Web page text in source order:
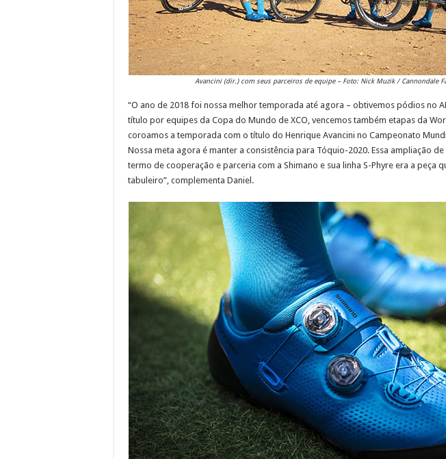
Avancini (dir.) com seus parceiros de equipe – Foto: Nick Muzik / Cannondale
“O ano de 2018 foi nossa melhor temporada até agora – obtivemos pódios no
título por equipes da Copa do Mundo de XCO, vencemos também etapas da
coroamos a temporada com o título do Henrique Avancini no Campeonato
Nossa meta agora é manter a consistência para Tóquio-2020. Essa ampliação
termo de cooperação e parceria com a Shimano e sua linha S-Phyre era a peça
tabuleiro”, complementa Daniel.